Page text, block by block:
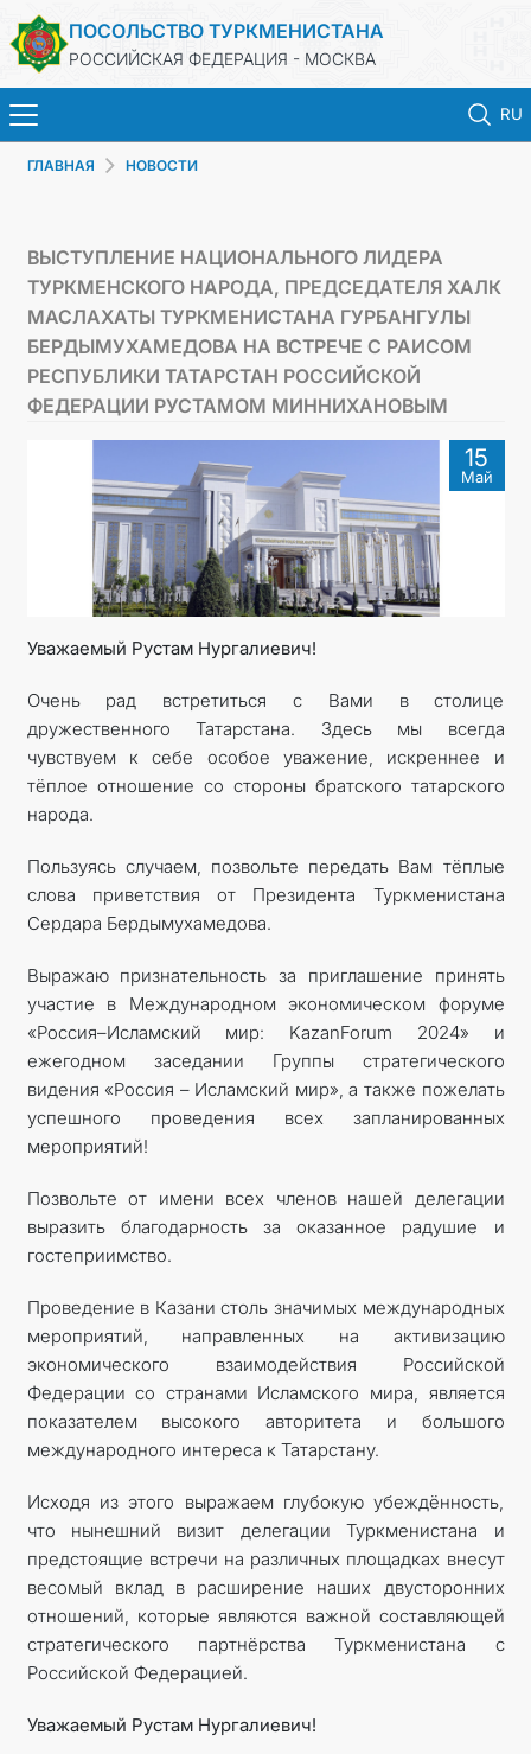
ПОСОЛЬСТВО ТУРКМЕНИСТАНА
РОССИЙСКАЯ ФЕДЕРАЦИЯ - МОСКВА
RU
ТУРКМЕНИСТАН
КОНСУЛЬСКИЕ УСЛУГИ
КОНТАКТНЫЕ ДАННЫЕ
ГЛАВНАЯ НОВОСТИ
ВЫСТУПЛЕНИЕ НАЦИОНАЛЬНОГО ЛИДЕРА
ТУРКМЕНСКОГО НАРОДА, ПРЕДСЕДАТЕЛЯ ХАЛК
МАСЛАХАТЫ ТУРКМЕНИСТАНА ГУРБАНГУЛЫ
БЕРДЫМУХАМЕДОВА НА ВСТРЕЧЕ С РАИСОМ
РЕСПУБЛИКИ ТАТАРСТАН РОССИЙСКОЙ
ФЕДЕРАЦИИ РУСТАМОМ МИННИХАНОВЫМ
15
Май
Уважаемый Рустам Нургалиевич!
Очень рад встретиться с Вами в столице
дружественного Татарстана. Здесь мы всегда
чувствуем к себе особое уважение, искреннее и
тёплое отношение со стороны братского татарского
народа.
Пользуясь случаем, позвольте передать Вам тёплые
слова приветствия от Президента Туркменистана
Сердара Бердымухамедова.
Выражаю признательность за приглашение принять
участие в Международном экономическом форуме
«Россия–Исламский мир: KazanForum 2024» и
ежегодном заседании Группы стратегического
видения «Россия – Исламский мир», а также пожелать
успешного проведения всех запланированных
мероприятий!
Позвольте от имени всех членов нашей делегации
выразить благодарность за оказанное радушие и
гостеприимство.
Проведение в Казани столь значимых международных
мероприятий, направленных на активизацию
экономического взаимодействия Российской
Федерации со странами Исламского мира, является
показателем высокого авторитета и большого
международного интереса к Татарстану.
Исходя из этого выражаем глубокую убеждённость,
что нынешний визит делегации Туркменистана и
предстоящие встречи на различных площадках внесут
весомый вклад в расширение наших двусторонних
отношений, которые являются важной составляющей
стратегического партнёрства Туркменистана с
Российской Федерацией.
Уважаемый Рустам Нургалиевич!